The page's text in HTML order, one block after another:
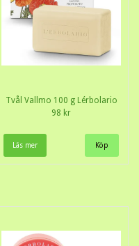
Tvål Vallmo 100 g Lérbolario
98 kr
Läs mer